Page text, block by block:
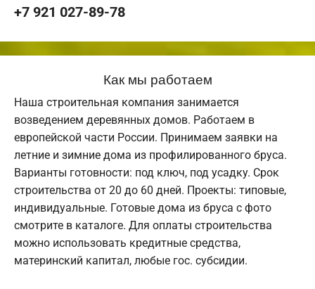
+7 921 027-89-78
Как мы работаем
Наша строительная компания занимается
возведением деревянных домов. Работаем в
европейской части России. Принимаем заявки на
летние и зимние дома из профилированного бруса.
Варианты готовности: под ключ, под усадку. Срок
строительства от 20 до 60 дней. Проекты: типовые,
индивидуальные. Готовые дома из бруса с фото
смотрите в каталоге. Для оплаты строительства
можно использовать кредитные средства,
материнский капитал, любые гос. субсидии.